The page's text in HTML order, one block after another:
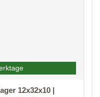
12x32x10 |